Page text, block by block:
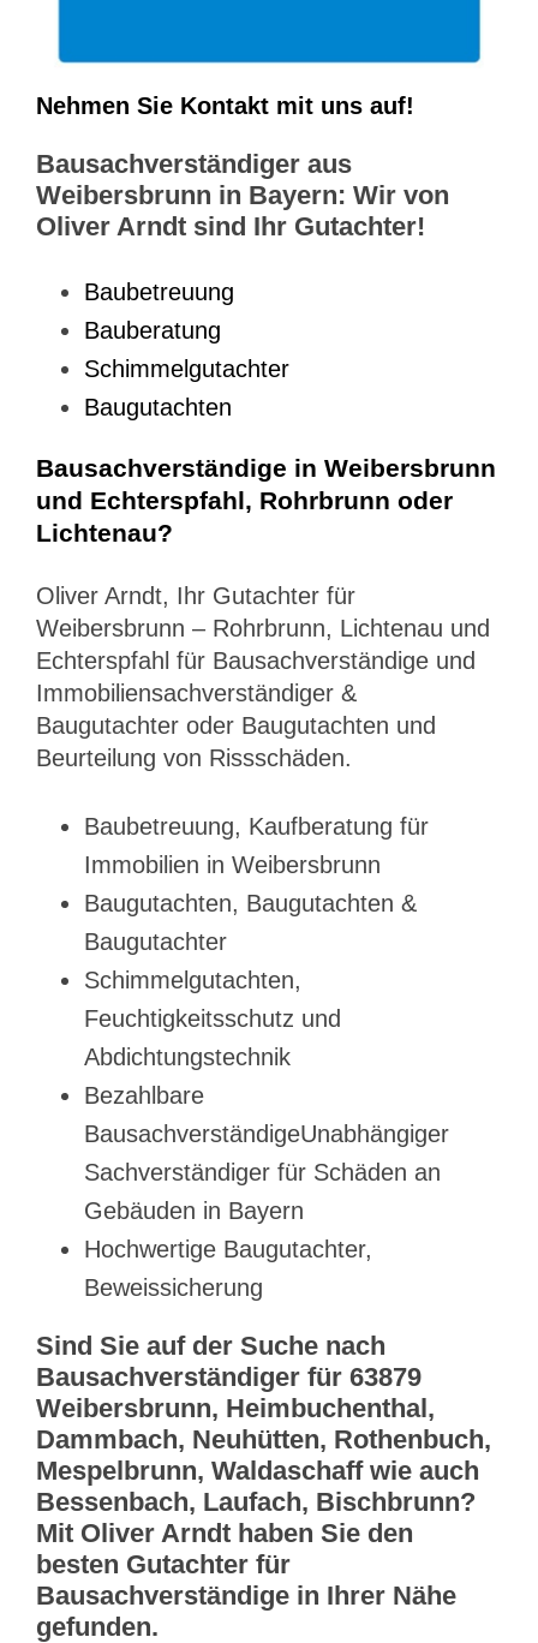
Nehmen Sie Kontakt mit uns auf!
Bausachverständiger aus
Weibersbrunn in Bayern: Wir von
Oliver Arndt sind Ihr Gutachter!
Baubetreuung
Bauberatung
Schimmelgutachter
Baugutachten
Bausachverständige in Weibersbrunn
und Echterspfahl, Rohrbrunn oder
Lichtenau?
Oliver Arndt, Ihr Gutachter für
Weibersbrunn – Rohrbrunn, Lichtenau und
Echterspfahl für Bausachverständige und
Immobiliensachverständiger &
Baugutachter oder Baugutachten und
Beurteilung von Rissschäden.
Baubetreuung, Kaufberatung für
Immobilien in Weibersbrunn
Baugutachten, Baugutachten &
Baugutachter
Schimmelgutachten,
Feuchtigkeitsschutz und
Abdichtungstechnik
Bezahlbare
BausachverständigeUnabhängiger
Sachverständiger für Schäden an
Gebäuden in Bayern
Hochwertige Baugutachter,
Beweissicherung
Sind Sie auf der Suche nach
Bausachverständiger für 63879
Weibersbrunn, Heimbuchenthal,
Dammbach, Neuhütten, Rothenbuch,
Mespelbrunn, Waldaschaff wie auch
Bessenbach, Laufach, Bischbrunn?
Mit Oliver Arndt haben Sie den
besten Gutachter für
Bausachverständige in Ihrer Nähe
gefunden.